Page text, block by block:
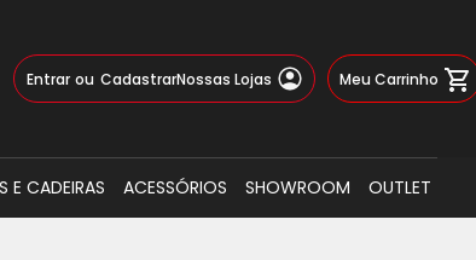
Pular
para
Entrar CadastrarNossas Lojas Meu Carrinho
E CADEIRAS ACESSÓRIOS SHOWROOM OUTLET